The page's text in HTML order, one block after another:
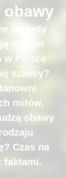
obawy
zakłady
niczym
w Polsce
szansy?
mitów,
obawy
Czas na
faktami.